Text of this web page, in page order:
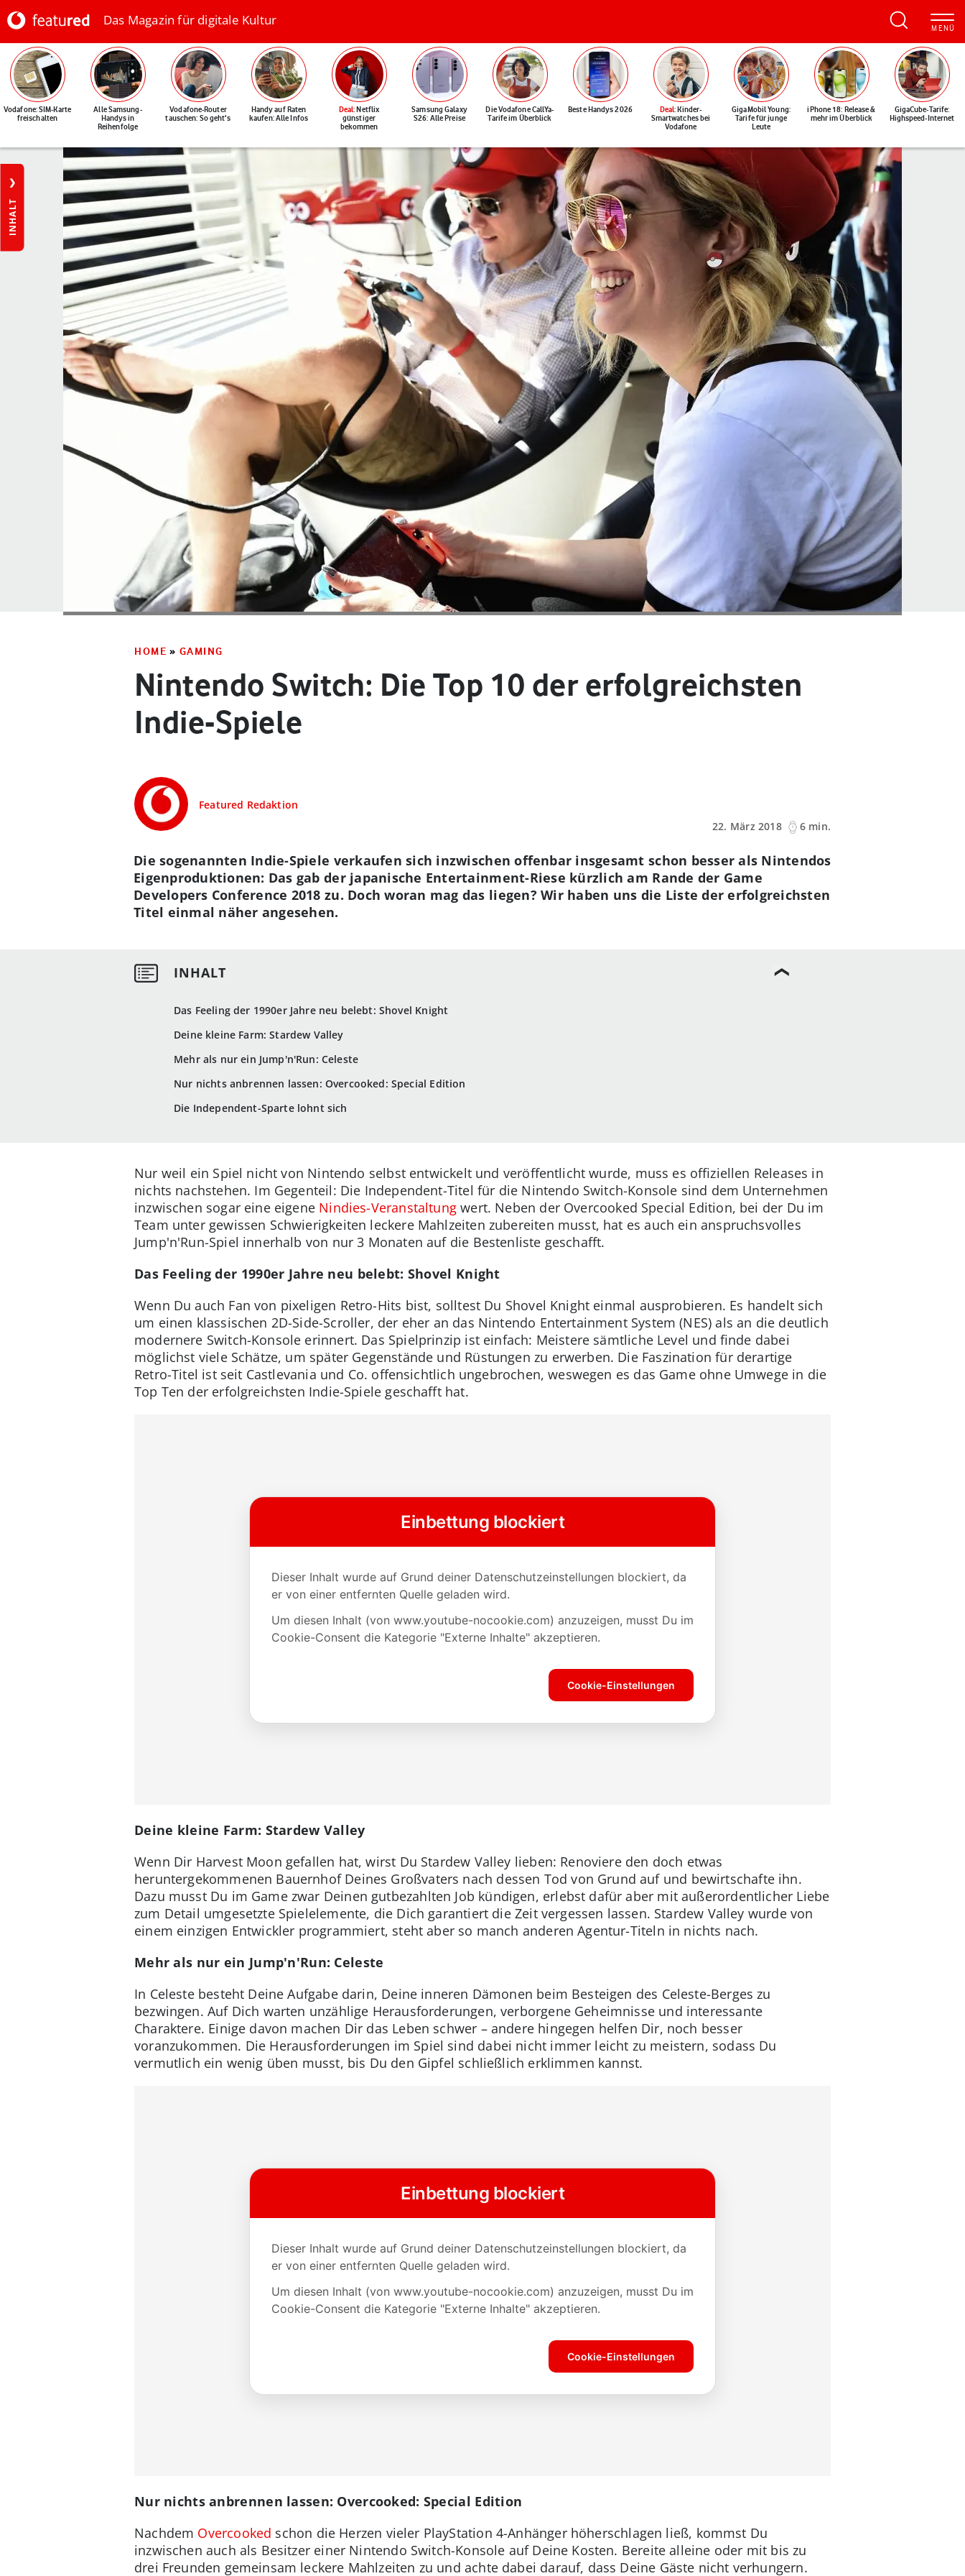
Das Magazin für digitale Kultur
Vodafone: SIM-Karte
freischalten
Alle Samsung-
Handys in
Reihenfolge
Vodafone-Router
tauschen: So geht's
Handy auf Raten
kaufen: Alle Infos
Deal: Netflix
günstiger
bekommen
Samsung Galaxy
S26: Alle Preise
Die Vodafone CallYa-
Tarife im Überblick
Beste Handys 2026 Deal: Kinder-
Smartwatches bei
Vodafone
GigaMobil Young:
Tarife für junge
Leute
iPhone 18: Release &
mehr im Überblick
GigaCube-Tarife:
Highspeed-Internet
INHALT
HOME » GAMING
Nintendo Switch: Die Top 10 der erfolgreichsten
Indie-Spiele
Featured Redaktion
22. März 2018
6 min.
Das Feeling der 1990er Jahre neu belebt: Shovel Knight
Deine kleine Farm: Stardew Valley
Mehr als nur ein Jump'n'Run: Celeste
Nur nichts anbrennen lassen: Overcooked: Special Edition
Die Independent-Sparte lohnt sich
Die sogenannten Indie-Spiele verkaufen sich inzwischen offenbar insgesamt schon besser als Nintendos
Eigenproduktionen: Das gab der japanische Entertainment-Riese kürzlich am Rande der Game
Developers Conference 2018 zu. Doch woran mag das liegen? Wir haben uns die Liste der erfolgreichsten
Titel einmal näher angesehen.
Nur weil ein Spiel nicht von Nintendo selbst entwickelt und veröffentlicht wurde, muss es offiziellen Releases in
nichts nachstehen. Im Gegenteil: Die Independent-Titel für die Nintendo Switch-Konsole sind dem Unternehmen
inzwischen sogar eine eigene Nindies-Veranstaltung wert. Neben der Overcooked Special Edition, bei der Du im
Team unter gewissen Schwierigkeiten leckere Mahlzeiten zubereiten musst, hat es auch ein anspruchsvolles
Jump'n'Run-Spiel innerhalb von nur 3 Monaten auf die Bestenliste geschafft.
Das Feeling der 1990er Jahre neu belebt: Shovel Knight
Wenn Du auch Fan von pixeligen Retro-Hits bist, solltest Du Shovel Knight einmal ausprobieren. Es handelt sich
um einen klassischen 2D-Side-Scroller, der eher an das Nintendo Entertainment System (NES) als an die deutlich
modernere Switch-Konsole erinnert. Das Spielprinzip ist einfach: Meistere sämtliche Level und finde dabei
möglichst viele Schätze, um später Gegenstände und Rüstungen zu erwerben. Die Faszination für derartige
Retro-Titel ist seit Castlevania und Co. offensichtlich ungebrochen, weswegen es das Game ohne Umwege in die
Top Ten der erfolgreichsten Indie-Spiele geschafft hat.
Deine kleine Farm: Stardew Valley
Wenn Dir Harvest Moon gefallen hat, wirst Du Stardew Valley lieben: Renoviere den doch etwas
heruntergekommenen Bauernhof Deines Großvaters nach dessen Tod von Grund auf und bewirtschafte ihn.
Dazu musst Du im Game zwar Deinen gutbezahlten Job kündigen, erlebst dafür aber mit außerordentlicher Liebe
zum Detail umgesetzte Spielelemente, die Dich garantiert die Zeit vergessen lassen. Stardew Valley wurde von
einem einzigen Entwickler programmiert, steht aber so manch anderen Agentur-Titeln in nichts nach.
Mehr als nur ein Jump'n'Run: Celeste
In Celeste besteht Deine Aufgabe darin, Deine inneren Dämonen beim Besteigen des Celeste-Berges zu
bezwingen. Auf Dich warten unzählige Herausforderungen, verborgene Geheimnisse und interessante
Charaktere. Einige davon machen Dir das Leben schwer – andere hingegen helfen Dir, noch besser
voranzukommen. Die Herausforderungen im Spiel sind dabei nicht immer leicht zu meistern, sodass Du
vermutlich ein wenig üben musst, bis Du den Gipfel schließlich erklimmen kannst.
Nur nichts anbrennen lassen: Overcooked: Special Edition
Nachdem Overcooked schon die Herzen vieler PlayStation 4-Anhänger höherschlagen ließ, kommst Du
inzwischen auch als Besitzer einer Nintendo Switch-Konsole auf Deine Kosten. Bereite alleine oder mit bis zu
drei Freunden gemeinsam leckere Mahlzeiten zu und achte dabei darauf, dass Deine Gäste nicht verhungern.